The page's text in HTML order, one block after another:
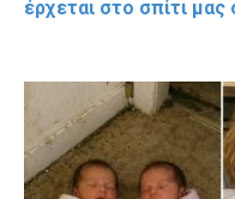
έρχεται στο σπίτι μας